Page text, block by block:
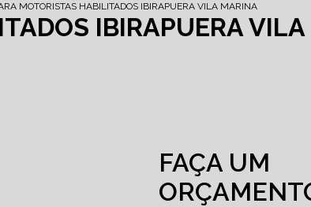
MOTORISTAS HABILITADOS IBIRAPUERA VILA MARINA
IBIRAPUERA VILA
FAÇA UM